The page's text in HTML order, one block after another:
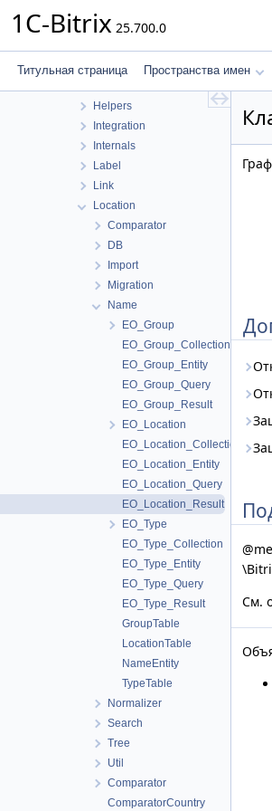
1C-Bitrix 25.700.0
Титульная страница Пространства имен
Discount
Domain
Helpers
Integration
Internals
Label
Link
Location
Comparator
DB
Import
Migration
Name
EO_Group
EO_Group_Collection
EO_Group_Entity
EO_Group_Query
EO_Group_Result
EO_Location
EO_Location_Collection
EO_Location_Entity
EO_Location_Query
EO_Location_Result
EO_Type
EO_Type_Collection
EO_Type_Entity
EO_Type_Query
EO_Type_Result
GroupTable
LocationTable
NameEntity
TypeTable
Normalizer
Search
Tree
Util
Comparator
ComparatorCountry
См.